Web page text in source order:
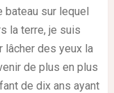
bateau sur lequel
la terre, je suis
lâcher des yeux la
de plus en plus
de dix ans ayant